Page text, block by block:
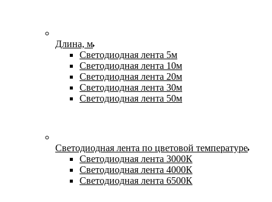
Длина, м
Светодиодная лента 5м
Светодиодная лента 10м
Светодиодная лента 20м
Светодиодная лента 30м
Светодиодная лента 50м
Светодиодная лента по цветовой температуре
Светодиодная лента 3000К
Светодиодная лента 4000К
Светодиодная лента 6500К